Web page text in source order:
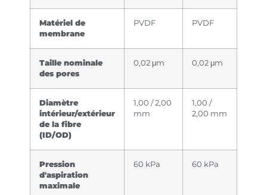
Matériel de
membrane
PVDF PVDF
Taille nominale
des pores
0,02 μm 0,02 μm
Diamètre
intérieur/extérieur
de la fibre
(ID/OD)
1,00 / 2,00
mm
1,00 /
2,00 mm
Pression
d'aspiration
maximale
60 kPa 60 kPa